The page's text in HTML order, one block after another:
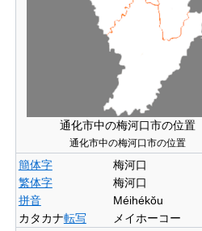
通化市中の梅河口市の位置
通化市中の梅河口市の位置
簡体字
梅河口
繁体字
梅河口
拼音
Méihékŏu
カタカナ転写
メイホーコー